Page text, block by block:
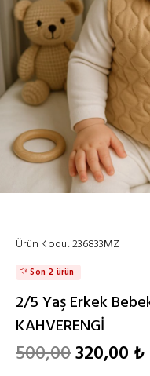
Ürün Kodu:236833MZ
Son 2 ürün
2/5 Yaş Erkek
KAHVERENGİ
500,00320,00 ₺